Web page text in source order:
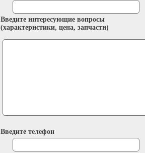
Введите интересующие вопросы
(характеристики, цена, запчасти)
Введите телефон